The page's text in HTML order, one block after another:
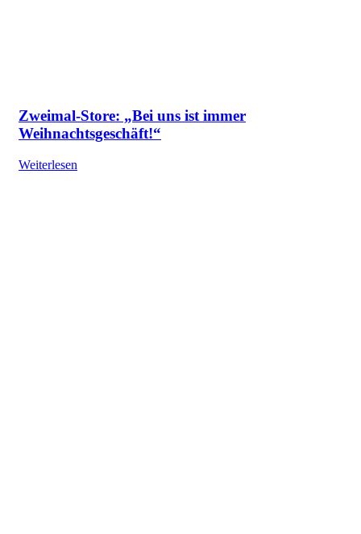
Zweimal-Store: „Bei uns ist immer
Weihnachtsgeschäft!“
Weiterlesen